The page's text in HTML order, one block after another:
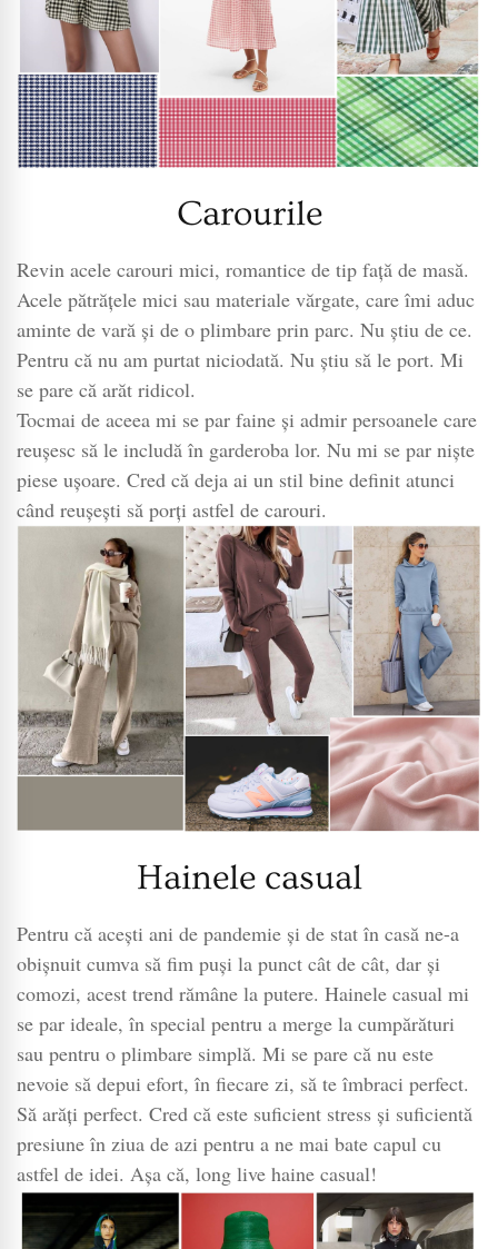
Carourile
Revin acele carouri mici, romantice de tip față de masă.
Acele pătrățele mici sau materiale vărgate, care îmi aduc
aminte de vară și de o plimbare prin parc. Nu știu de ce.
Pentru că nu am purtat niciodată. Nu știu să le port. Mi
se pare că arăt ridicol.
Tocmai de aceea mi se par faine și admir persoanele care
reușesc să le includă în garderoba lor. Nu mi se par niște
piese ușoare. Cred că deja ai un stil bine definit atunci
când reușești să porți astfel de carouri.
Hainele casual
Pentru că acești ani de pandemie și de stat în casă ne-a
obișnuit cumva să fim puși la punct cât de cât, dar și
comozi, acest trend rămâne la putere. Hainele casual mi
se par ideale, în special pentru a merge la cumpărături
sau pentru o plimbare simplă. Mi se pare că nu este
nevoie să depui efort, în fiecare zi, să te îmbraci perfect.
Să arăți perfect. Cred că este suficient stress și suficientă
presiune în ziua de azi pentru a ne mai bate capul cu
astfel de idei. Așa că, long live haine casual!